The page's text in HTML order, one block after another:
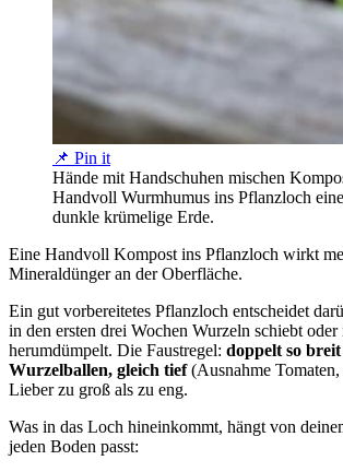
📌 Pin it
Hände mit Handschuhen mischen
Handvoll Wurmhumus ins Pflanzloch
dunkle krümelige Erde.
Eine Handvoll Kompost ins Pflanzloch wirkt
Mineraldünger an der Oberfläche.
Ein gut vorbereitetes Pflanzloch entscheidet
in den ersten drei Wochen Wurzeln schiebt
herumdümpelt. Die Faustregel: doppelt so
Wurzelballen, gleich tief(Ausnahme Tomaten,
Lieber zu groß als zu eng.
Was in das Loch hineinkommt, hängt von
jeden Boden passt: